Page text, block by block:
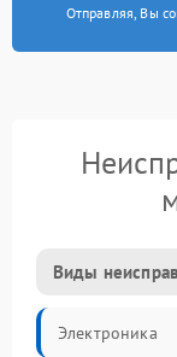
Отправляя, Вы
Виды
Электроника